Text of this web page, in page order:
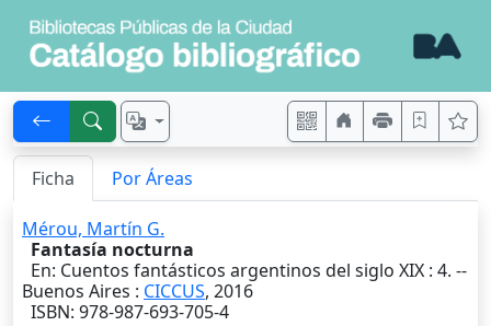
Ficha Por Áreas
Mérou, Martín G.
Fantasía nocturna
En: Cuentos fantásticos argentinos del siglo XIX : 4. --
Buenos Aires : CICCUS, 2016
ISBN: 978-987-693-705-4